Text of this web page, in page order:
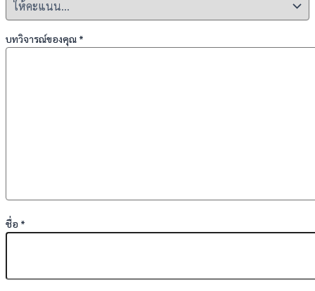
บทวิจารณ์ของคุณ *
ชื่อ *